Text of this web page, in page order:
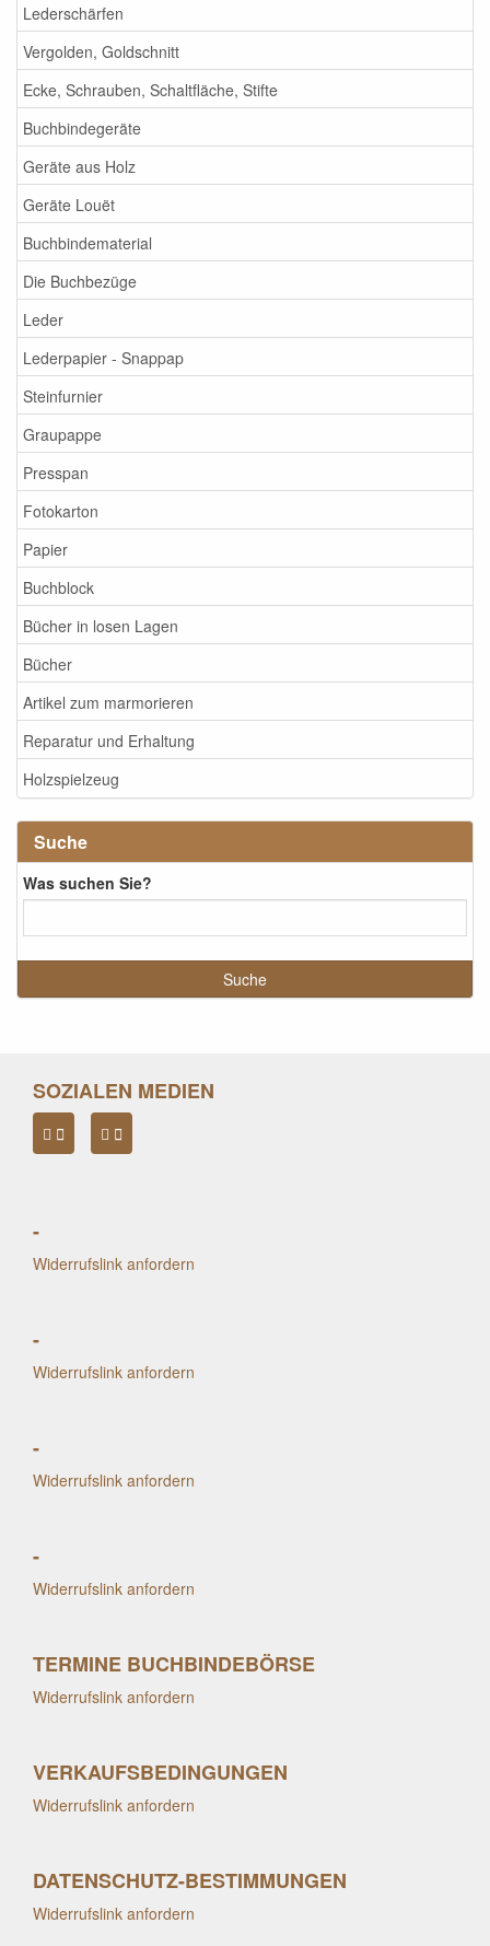
Lederschärfen
Vergolden, Goldschnitt
Ecke, Schrauben, Schaltfläche, Stifte
Buchbindegeräte
Geräte aus Holz
Geräte Louët
Buchbindematerial
Die Buchbezüge
Leder
Lederpapier - Snappap
Steinfurnier
Graupappe
Presspan
Fotokarton
Papier
Buchblock
Bücher in losen Lagen
Bücher
Artikel zum marmorieren
Reparatur und Erhaltung
Holzspielzeug
Suche
Was suchen Sie?
SOZIALEN MEDIEN
-
Widerrufslink anfordern
-
Widerrufslink anfordern
-
Widerrufslink anfordern
-
Widerrufslink anfordern
TERMINE BUCHBINDEBÖRSE
Widerrufslink anfordern
VERKAUFSBEDINGUNGEN
Widerrufslink anfordern
DATENSCHUTZ-BESTIMMUNGEN
Widerrufslink anfordern